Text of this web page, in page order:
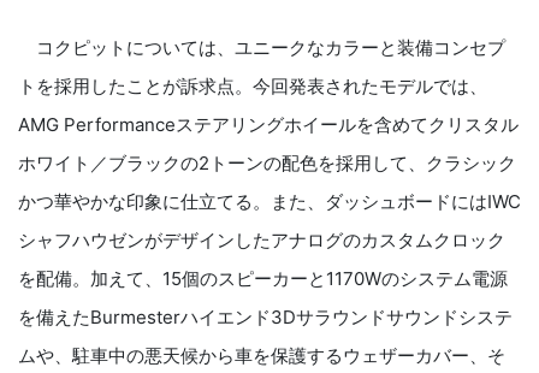
コクピットについては、ユニークなカラーと装備コンセプ
トを採用したことが訴求点。今回発表されたモデルでは、
AMG Performanceステアリングホイールを含めてクリスタル
ホワイト／ブラックの2トーンの配色を採用して、クラシック
かつ華やかな印象に仕立てる。また、ダッシュボードにはIWC
シャフハウゼンがデザインしたアナログのカスタムクロック
を配備。加えて、15個のスピーカーと1170Wのシステム電源
を備えたBurmesterハイエンド3Dサラウンドサウンドシステ
ムや、駐車中の悪天候から車を保護するウェザーカバー、そ